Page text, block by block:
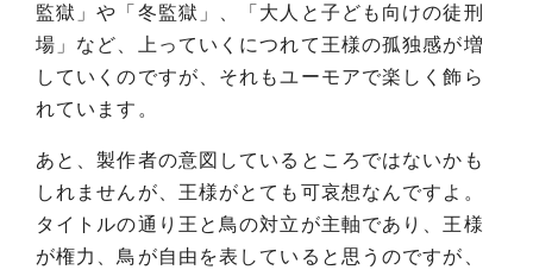
監獄」や「冬監獄」、「大人と子ども向けの徒刑
場」など、上っていくにつれて王様の孤独感が増
していくのですが、それもユーモアで楽しく飾ら
れています。
あと、製作者の意図しているところではないかも
しれませんが、王様がとても可哀想なんですよ。
タイトルの通り王と鳥の対立が主軸であり、王様
が権力、鳥が自由を表していると思うのですが、